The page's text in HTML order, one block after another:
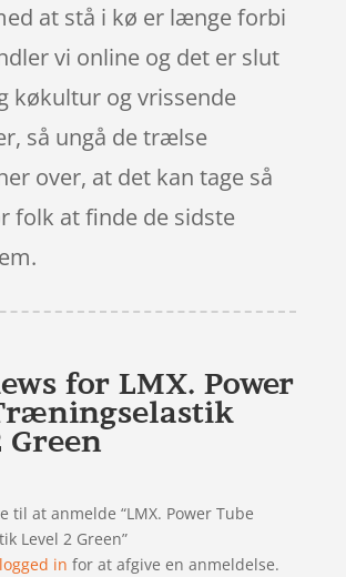
at stå i kø er længe forbi
vi online og det er slut
køkultur og vrissende
så ungå de trælse
over, at det kan tage så
folk at finde de sidste
for LMX. Power
Green
til at anmelde “LMX. Power Tube
Level 2 Green”
logged in for at afgive en anmeldelse.